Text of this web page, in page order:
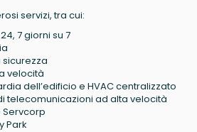
servizi, tra cui:
7 giorni su 7
velocità
dell’edificio e HVAC centralizzato
telecomunicazioni ad alta velocità
Park